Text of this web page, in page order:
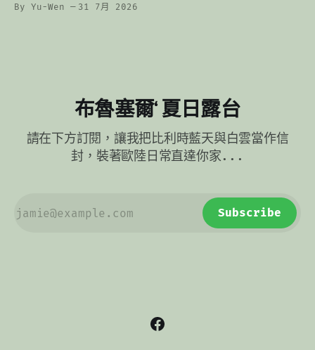
終夾在兩者之間。
By Yu-Wen 31 7月 2026
布魯塞爾‘ 夏日露台
請在下方訂閱，讓我把比利時藍天與白雲當作信
封，裝著歐陸日常直達你家...
Subscribe